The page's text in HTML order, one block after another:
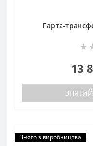
Парта-
13
Знято з виробництва